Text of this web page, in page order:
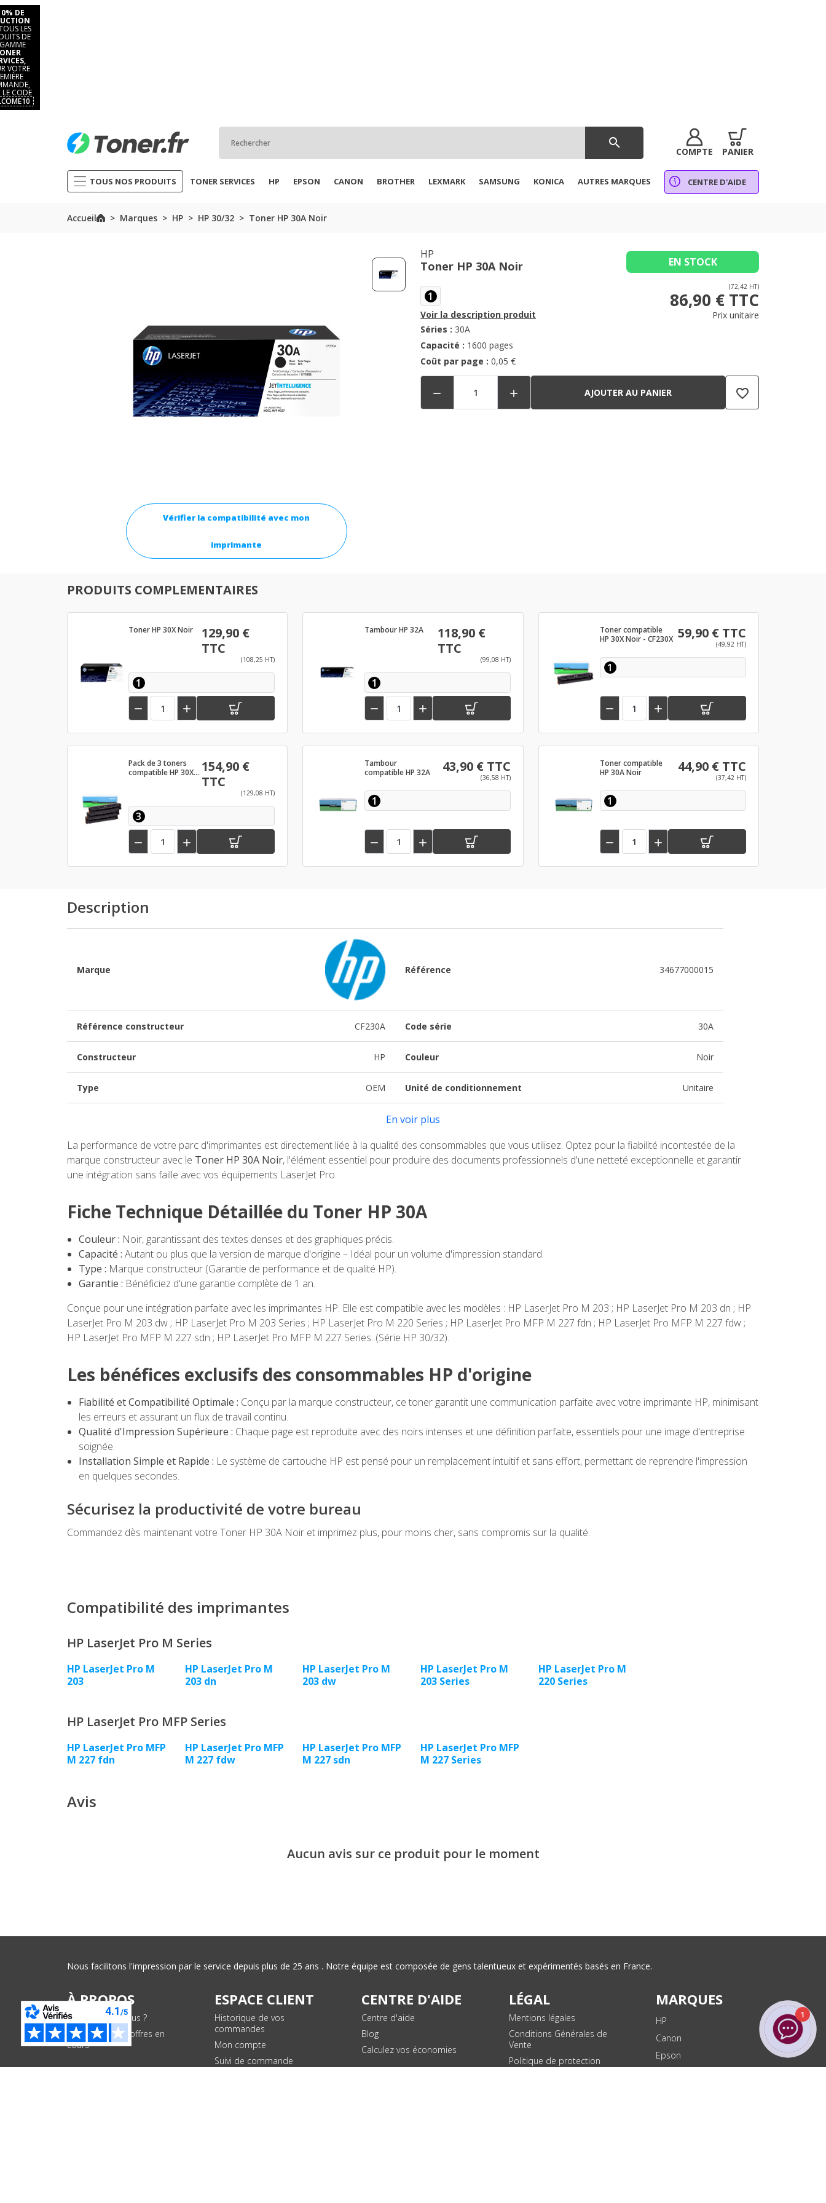
DE
LES
DE
VOTRE
LE CODE
search
COMPTE PANIER
TOUS NOS PRODUITS TONER SERVICES HP EPSON CANON BROTHER LEXMARK SAMSUNG KONICA AUTRES MARQUES CENTRE D'AIDE
Accueil Marques HP HP 30/32 Toner HP 30A Noir
Vérifier la compatibilité avec mon
imprimante
HP
Toner HP 30A Noir EN STOCK
1
Voir la description produit
Séries : 30A
Capacité : 1600 pages
Coût par page : 0,05 €
(72,42 HT)
86,90 € TTC
Prix unitaire
  AJOUTER AU PANIER favorite_border
PRODUITS COMPLEMENTAIRES
Toner HP 30X Noir
129,90 €
TTC
(108,25 HT)
1
 
Tambour HP 32A
118,90 €
TTC
(99,08 HT)
1
 
Toner compatible
HP 30X Noir - CF230X 59,90 € TTC
(49,92 HT)
1
 
Pack de 3 toners
compatible HP 30X
154,90 €
TTC
(129,08 HT)
3
 
Tambour
compatible HP 32A
43,90 € TTC
(36,58 HT)
1
 
Toner compatible
HP 30A Noir
44,90 € TTC
(37,42 HT)
1
 
Description
Marque Référence 34677000015
Référence constructeur CF230A Code série 30A
Constructeur HP Couleur Noir
Type OEM Unité de conditionnement Unitaire
En voir plus
La performance de votre parc d'imprimantes est directement liée à la qualité des consommables que vous utilisez. Optez pour la fiabilité incontestée de la
marque constructeur avec le Toner HP 30A Noir, l'élément essentiel pour produire des documents professionnels d'une netteté exceptionnelle et garantir
une intégration sans faille avec vos équipements LaserJet Pro.
Fiche Technique Détaillée du Toner HP 30A
Couleur : Noir, garantissant des textes denses et des graphiques précis.
Capacité : Autant ou plus que la version de marque d'origine – Idéal pour un volume d'impression standard.
Type : Marque constructeur (Garantie de performance et de qualité HP).
Garantie : Bénéficiez d'une garantie complète de 1 an.
Conçue pour une intégration parfaite avec les imprimantes HP. Elle est compatible avec les modèles : HP LaserJet Pro M 203 ; HP LaserJet Pro M 203 dn ; HP
LaserJet Pro M 203 dw ; HP LaserJet Pro M 203 Series ; HP LaserJet Pro M 220 Series ; HP LaserJet Pro MFP M 227 fdn ; HP LaserJet Pro MFP M 227 fdw ;
HP LaserJet Pro MFP M 227 sdn ; HP LaserJet Pro MFP M 227 Series. (Série HP 30/32).
Les bénéfices exclusifs des consommables HP d'origine
Fiabilité et Compatibilité Optimale : Conçu par la marque constructeur, ce toner garantit une communication parfaite avec votre imprimante HP, minimisant
les erreurs et assurant un flux de travail continu.
Qualité d'Impression Supérieure : Chaque page est reproduite avec des noirs intenses et une définition parfaite, essentiels pour une image d'entreprise
soignée.
Installation Simple et Rapide : Le système de cartouche HP est pensé pour un remplacement intuitif et sans effort, permettant de reprendre l'impression
en quelques secondes.
Sécurisez la productivité de votre bureau
Commandez dès maintenant votre Toner HP 30A Noir et imprimez plus, pour moins cher, sans compromis sur la qualité.
Compatibilité des imprimantes
HP LaserJet Pro M Series
HP LaserJet Pro M
203
HP LaserJet Pro M
203 dn
HP LaserJet Pro M
203 dw
HP LaserJet Pro M
203 Series
HP LaserJet Pro M
220 Series
HP LaserJet Pro MFP Series
HP LaserJet Pro MFP
M 227 fdn
HP LaserJet Pro MFP
M 227 fdw
HP LaserJet Pro MFP
M 227 sdn
HP LaserJet Pro MFP
M 227 Series
Avis
Aucun avis sur ce produit pour le moment
Nous facilitons l'impression par le service depuis plus de 25 ans . Notre équipe est composée de gens talentueux et expérimentés basés en France.
À PROPOS
Qui sommes-nous ?
Conditions des offres en
cours
ESPACE CLIENT
Historique de vos
commandes
Mon compte
Suivi de commande
CENTRE D'AIDE
Centre d'aide
Blog
Calculez vos économies
LÉGAL
Mentions légales
Conditions Générales de
Vente
Politique de protection
MARQUES
HP
Canon
Epson
1